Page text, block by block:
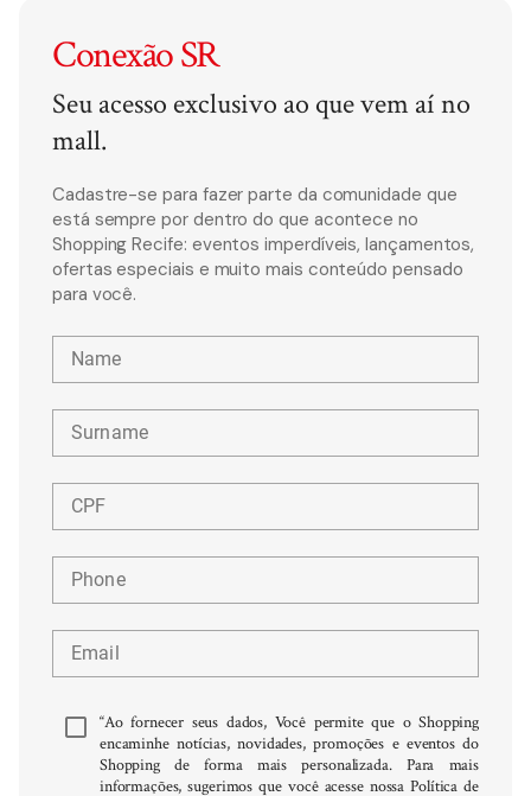
Conexão SR
Seu acesso exclusivo ao que vem aí no
mall.
Cadastre-se para fazer parte da comunidade que
está sempre por dentro do que acontece no
Shopping Recife: eventos imperdíveis, lançamentos,
ofertas especiais e muito mais conteúdo pensado
para você.
Name
Surname
CPF
Phone
Email
“Ao fornecer seus dados, Você permite que o Shopping
encaminhe notícias, novidades, promoções e eventos do
Shopping de forma mais personalizada. Para mais
informações, sugerimos que você acesse nossa Política de